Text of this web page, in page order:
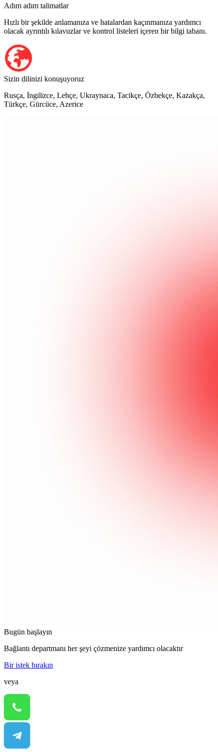
Adım adım talimatlar
Hızlı bir şekilde anlamanıza ve hatalardan kaçınmanıza yardımcı
olacak ayrıntılı kılavuzlar ve kontrol listeleri içeren bir bilgi tabanı.
Sizin dilinizi konuşuyoruz
Rusça, İngilizce, Lehçe, Ukraynaca, Tacikçe, Özbekçe, Kazakça,
Türkçe, Gürcüce, Azerice
Bugün başlayın
Bağlantı departmanı her şeyi çözmenize yardımcı olacaktır
Bir istek bırakın
veya